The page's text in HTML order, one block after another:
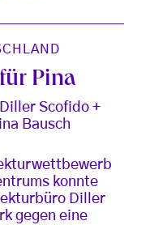
Pina
Scofido +
Bausch
konnte
Diller
gegen eine